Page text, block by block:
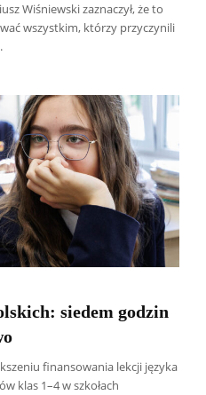
Wiśniewski zaznaczył, że to
wszystkim, którzy przyczynili
siedem godzin
finansowania lekcji języka
klas 1–4 w szkołach